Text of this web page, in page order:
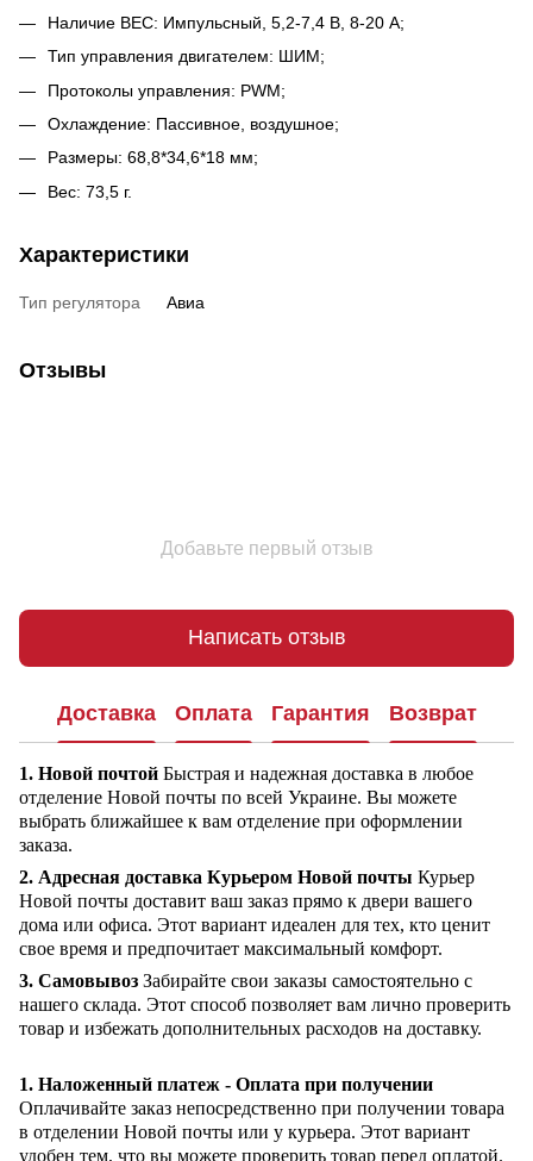
Наличие BEC: Импульсный, 5,2-7,4 В, 8-20 А;
Тип управления двигателем: ШИМ;
Протоколы управления: PWM;
Охлаждение: Пассивное, воздушное;
Размеры: 68,8*34,6*18 мм;
Вес: 73,5 г.
Характеристики
Тип регулятора Авиа
Отзывы
Добавьте первый отзыв
Написать отзыв
Доставка Оплата Гарантия Возврат
1. Новой почтой Быстрая и надежная доставка в любое
отделение Новой почты по всей Украине. Вы можете
выбрать ближайшее к вам отделение при оформлении
заказа.
2. Адресная доставка Курьером Новой почты Курьер
Новой почты доставит ваш заказ прямо к двери вашего
дома или офиса. Этот вариант идеален для тех, кто ценит
свое время и предпочитает максимальный комфорт.
3. Самовывоз Забирайте свои заказы самостоятельно с
нашего склада. Этот способ позволяет вам лично проверить
товар и избежать дополнительных расходов на доставку.
1. Наложенный платеж - Оплата при получении
Оплачивайте заказ непосредственно при получении товара
в отделении Новой почты или у курьера. Этот вариант
удобен тем, что вы можете проверить товар перед оплатой.